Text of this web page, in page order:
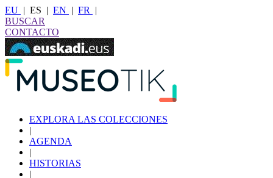
EU | ES | EN | FR
|
BUSCAR
CONTACTO
EXPLORA LAS COLECCIONES
|
AGENDA
|
HISTORIAS
|